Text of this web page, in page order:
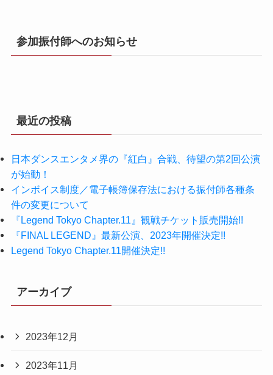
参加振付師へのお知らせ
最近の投稿
日本ダンスエンタメ界の『紅白』合戦、待望の第2回公演
が始動！
インボイス制度／電子帳簿保存法における振付師各種条
件の変更について
『Legend Tokyo Chapter.11』観戦チケット販売開始!!
『FINAL LEGEND』最新公演、2023年開催決定!!
Legend Tokyo Chapter.11開催決定!!
アーカイブ
2023年12月
2023年11月